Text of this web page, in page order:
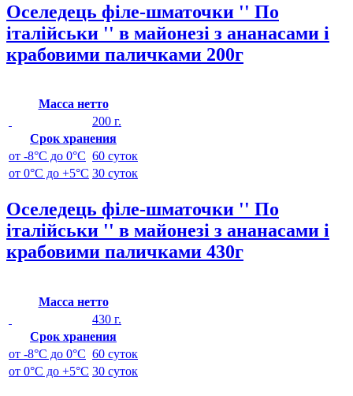
Оселедець філе-шматочки '' По
італійськи '' в майонезі з ананасами і
крабовими паличками 200г
Масса нетто
200 г.
Срок хранения
от -8°C до 0°C 60 суток
от 0°C до +5°C 30 суток
Оселедець філе-шматочки '' По
італійськи '' в майонезі з ананасами і
крабовими паличками 430г
Масса нетто
430 г.
Срок хранения
от -8°C до 0°C 60 суток
от 0°C до +5°C 30 суток